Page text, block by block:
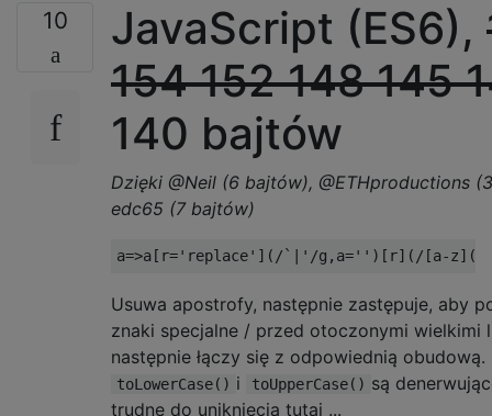
10 JavaScript (ES6),
154152148145
140 bajtów
Dzięki @Neil (6 bajtów), @ETHproductions
edc65 (7 bajtów)
a=>a [ r='replace' ]( /`|'/g , a='' )[ r]( /[a-
Usuwa apostrofy, następnie zastępuje, aby
znaki specjalne / przed otoczonymi wielkimi
następnie łączy się z odpowiednią
toLowerCase() i toUpperCase() są
trudne do uniknięcia tutaj ...